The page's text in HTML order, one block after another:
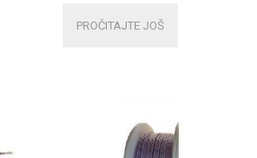
PROČITAJTE JOŠ